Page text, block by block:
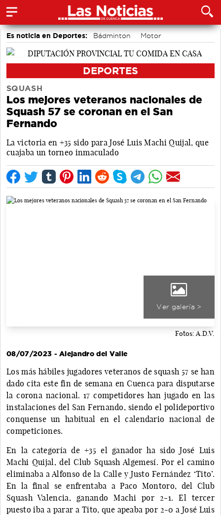
Es noticia en Deportes: Bádminton
Motor
Área de Deportes
DEPORTES
SQUASH
Los mejores veteranos nacionales de
Squash 57 se coronan en el San
Fernando
La victoria en +35 sido para José Luis Machi Quijal, que
cuajaba un torneo inmaculado
Ver galería >
Fotos: A.D.V.
08/07/2023 - Alejandro del Valle
Los más hábiles jugadores veteranos de squash 57 se han
dado cita este fin de semana en Cuenca para disputarse
la corona nacional. 17 competidores han jugado en las
instalaciones del San Fernando, siendo el polideportivo
conquense un habitual en el calendario nacional de
competiciones.
En la categoría de +35 el ganador ha sido José Luis
Machi Quijal, del Club Squash Algemesí. Por el camino
eliminaba a Alfonso de la Calle y Justo Fernández ‘Tito’.
En la final se enfrentaba a Paco Montoro, del Club
Squash Valencia, ganando Machi por 2-1. El tercer
puesto iba a parar a Tito, que apeaba por 2-0 a José Luis